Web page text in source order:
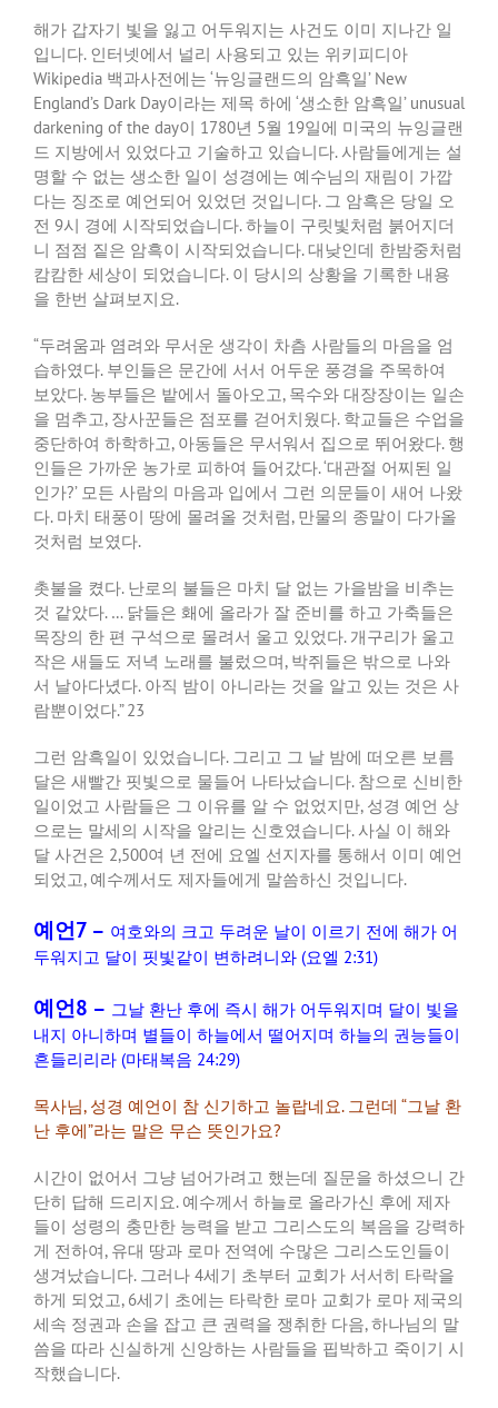
해가 갑자기 빛을 잃고 어두워지는 사건도 이미 지나간 일
입니다. 인터넷에서 널리 사용되고 있는 위키피디아
Wikipedia 백과사전에는 ‘뉴잉글랜드의 암흑일’ New
England’s Dark Day이라는 제목 하에 ‘생소한 암흑일’ unusual
darkening of the day이 1780년 5월 19일에 미국의 뉴잉글랜
드 지방에서 있었다고 기술하고 있습니다.사람들에게는 설
명할 수 없는 생소한 일이 성경에는 예수님의 재림이 가깝
다는 징조로 예언되어 있었던 것입니다. 그 암흑은 당일 오
전 9시 경에 시작되었습니다.하늘이 구릿빛처럼 붉어지더
니 점점 짙은 암흑이 시작되었습니다.대낮인데 한밤중처럼
캄캄한 세상이 되었습니다. 이 당시의 상황을 기록한 내용
을 한번 살펴보지요.
“두려움과 염려와 무서운 생각이 차츰 사람들의 마음을 엄
습하였다. 부인들은 문간에 서서 어두운 풍경을 주목하여
보았다. 농부들은 밭에서 돌아오고, 목수와 대장장이는 일손
을 멈추고, 장사꾼들은 점포를 걷어치웠다. 학교들은 수업을
중단하여 하학하고, 아동들은 무서워서 집으로 뛰어왔다. 행
인들은 가까운 농가로 피하여 들어갔다. ‘대관절 어찌된 일
인가?’ 모든 사람의 마음과 입에서 그런 의문들이 새어 나왔
다. 마치 태풍이 땅에 몰려올 것처럼, 만물의 종말이 다가올
것처럼 보였다.
촛불을 켰다. 난로의 불들은 마치 달 없는 가을밤을 비추는
것 같았다. … 닭들은 홰에 올라가 잘 준비를 하고 가축들은
목장의 한 편 구석으로 몰려서 울고 있었다. 개구리가 울고
작은 새들도 저녁 노래를 불렀으며, 박쥐들은 밖으로 나와
서 날아다녔다. 아직 밤이 아니라는 것을 알고 있는 것은 사
람뿐이었다.” 23
그런 암흑일이 있었습니다. 그리고 그 날 밤에 떠오른 보름
달은 새빨간 핏빛으로 물들어 나타났습니다. 참으로 신비한
일이었고 사람들은 그 이유를 알 수 없었지만, 성경 예언 상
으로는 말세의 시작을 알리는 신호였습니다.사실 이 해와
달 사건은 2,500여 년 전에 요엘 선지자를 통해서 이미 예언
되었고, 예수께서도 제자들에게 말씀하신 것입니다.
예언7 – 여호와의 크고 두려운 날이 이르기 전에 해가 어
두워지고 달이 핏빛같이 변하려니와 (요엘 2:31)
예언8 – 그날 환난 후에 즉시 해가 어두워지며 달이 빛을
내지 아니하며 별들이 하늘에서 떨어지며 하늘의 권능들이
흔들리리라 (마태복음 24:29)
목사님, 성경 예언이 참 신기하고 놀랍네요. 그런데 “그날 환
난 후에”라는 말은 무슨 뜻인가요?
시간이 없어서 그냥 넘어가려고 했는데 질문을 하셨으니 간
단히 답해 드리지요. 예수께서 하늘로 올라가신 후에 제자
들이 성령의 충만한 능력을 받고 그리스도의 복음을 강력하
게 전하여, 유대 땅과 로마 전역에 수많은 그리스도인들이
생겨났습니다. 그러나 4세기 초부터 교회가 서서히 타락을
하게 되었고, 6세기 초에는 타락한 로마 교회가 로마 제국의
세속 정권과 손을 잡고 큰 권력을 쟁취한 다음,하나님의 말
씀을 따라 신실하게 신앙하는 사람들을 핍박하고 죽이기 시
작했습니다.